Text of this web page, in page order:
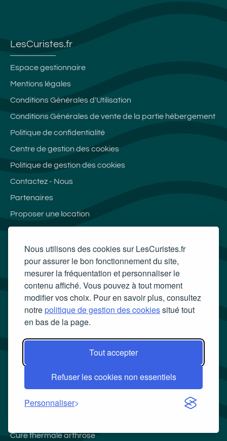
Nous utilisons des cookies sur LesCuristes.fr
pour assurer le bon fonctionnement du site,
mesurer la fréquentation et personnaliser le
contenu affiché. Vous pouvez à tout moment
modifier vos choix. Pour en savoir plus, consultez
notrepolitique de gestion des cookiessitué tout
en bas de la page.
Tout accepter
Refuser les cookies non essentiels
Personnaliser
LesCuristes.fr
Espace gestionnaire
Mentions légales
Conditions Générales d'Utilisation
Conditions Générales de vente de la partie hébergement
Politique de confidentialité
Centre de gestion des cookies
Politique de gestion des cookies
Contactez - Nous
Partenaires
Proposer une location
Stations thermales
Cure thermale Balaruc les Bains
Cure thermale Avène les Bains
Cure thermale Dax
Cure thermale Brides les Bains
Cure thermale Aix les Bains
Cure thermale Lamalou les Bains
Cure thermale Vichy
Cure thermale de La Roche Posay
Cure thermale arthrose